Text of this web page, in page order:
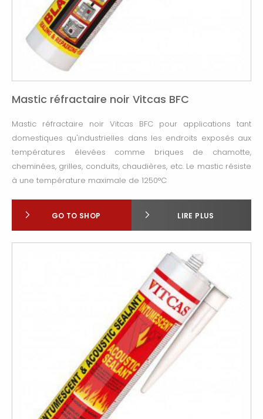
Mastic réfractaire noir Vitcas BFC
Mastic réfractaire noir Vitcas BFC pour applications tant
domestiques qu'industrielles dans les endroits exposés aux
températures élevées comme briques de chamotte,
cheminées, grilles, conduits, chaudières, etc. Le mastic résiste
à une température maximale de 1250°C
GO TO SHOP LIRE PLUS